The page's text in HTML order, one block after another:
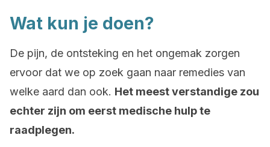
Wat kun je doen?
De pijn, de ontsteking en het ongemak zorgen
ervoor dat we op zoek gaan naar remedies van
welke aard dan ook. Het meest verstandige zou
echter zijn om eerst medische hulp te
raadplegen.